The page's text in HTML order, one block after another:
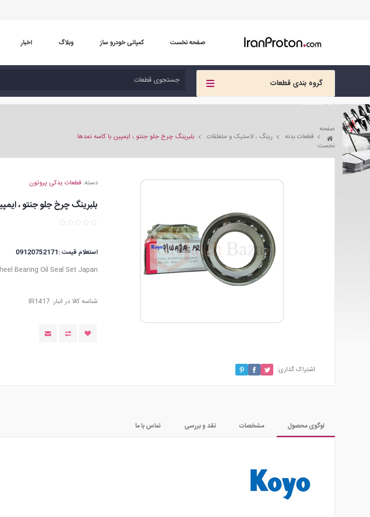
صفحه نخست کمپانی خودرو ساز وبلاگ اخبار
گروه بندی قطعات
صفحه
نخست
قطعات بدنه رینگ ، لاستیک و متعلقات بلبرینگ چرخ جلو جنتو ، ایمپین با کاسه نمدها
دسته: قطعات یدکی پروتون
بلبرینگ چرخ جلو جنتو ،
استعلام قیمت :09120752171
Bearing Oil Seal Set Japan
شناسه کالا در انبار: IR1417
اشتراک گذاری:
لوگوی محصول مشخصات نقد و بررسی تماس با ما